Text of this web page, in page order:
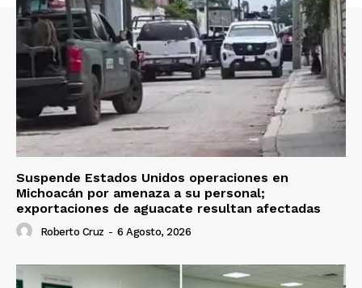
Suspende Estados Unidos operaciones en
Michoacán por amenaza a su personal;
exportaciones de aguacate resultan afectadas
Roberto Cruz - 6 Agosto, 2026